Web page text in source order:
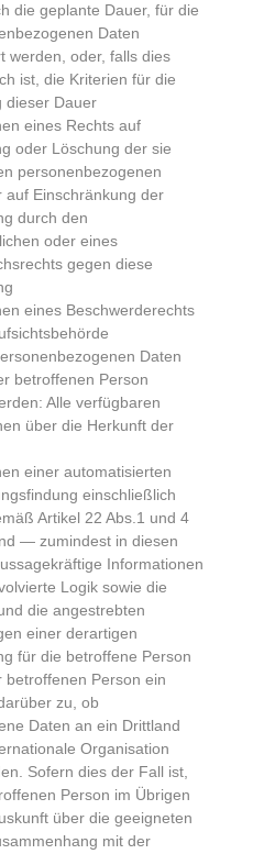
die geplante Dauer, für die
Daten
werden, oder, falls dies
ist, die Kriterien für die
dieser Dauer
eines Rechts auf
oder Löschung der sie
personenbezogenen
auf Einschränkung der
durch den
oder eines
gegen diese
eines Beschwerderechts
Daten
betroffenen Person
Alle verfügbaren
über die Herkunft der
einer automatisierten
einschließlich
Artikel 22 Abs.1 und 4
— zumindest in diesen
Informationen
Logik sowie die
die angestrebten
einer derartigen
für die betroffene Person
betroffenen Person ein
zu, ob
Daten an ein Drittland
Organisation
Sofern dies der Fall ist,
Person im Übrigen
über die geeigneten
mit der